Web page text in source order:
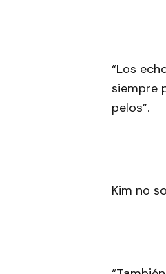
“Los
siempre
pelos”.
Kim no